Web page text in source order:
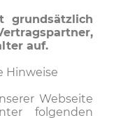
grundsätzlich
auf.
Hinweise
Webseite
folgenden